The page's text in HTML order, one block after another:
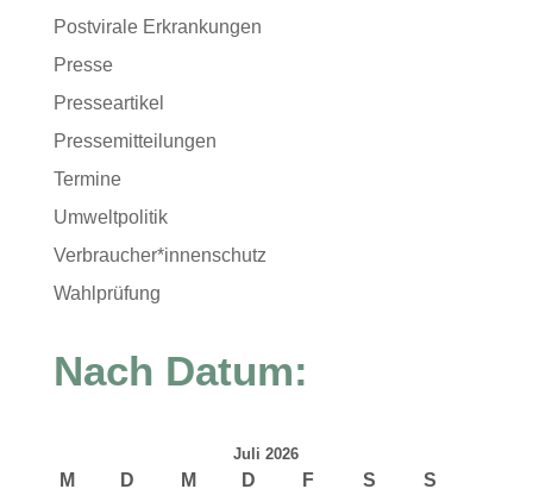
Postvirale Erkrankungen
Presse
Presseartikel
Pressemitteilungen
Termine
Umweltpolitik
Verbraucher*innenschutz
Wahlprüfung
Nach Datum:
Juli 2026
M D M D F S
S